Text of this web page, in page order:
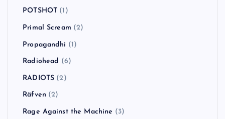
POTSHOT (1)
Primal Scream (2)
Propagandhi (1)
Radiohead (6)
RADIOTS (2)
Räfven (2)
Rage Against the Machine (3)